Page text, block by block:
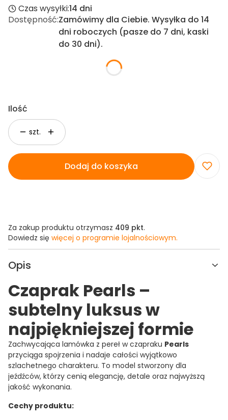
Czas wysyłki:14 dni
Dostępność:Zamówimy dla Ciebie. Wysyłka do 14
dni roboczych (pasze do 7 dni, kaski
do 30 dni).
Ilość
szt.
Dodaj do koszyka
Za zakup produktu otrzymasz 409 pkt.
Dowiedz się więcej o programie lojalnościowym.
Opis
Czaprak Pearls –
subtelny luksus w
najpiękniejszej formie
Zachwycająca lamówka z pereł w czapraku Pearls
przyciąga spojrzenia i nadaje całości wyjątkowo
szlachetnego charakteru. To model stworzony dla
jeźdźców, którzy cenią elegancję, detale oraz najwyższą
jakość wykonania.
Cechy produktu: